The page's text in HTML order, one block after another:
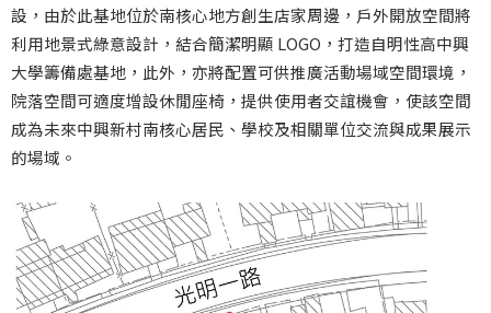
設，由於此基地位於南核心地方創生店家周邊，戶外開放空間將
利用地景式綠意設計，結合簡潔明顯 LOGO，打造自明性高中興
大學籌備處基地，此外，亦將配置可供推廣活動場域空間環境，
院落空間可適度增設休閒座椅，提供使用者交誼機會，使該空間
成為未來中興新村南核心居民、學校及相關單位交流與成果展示
的場域。